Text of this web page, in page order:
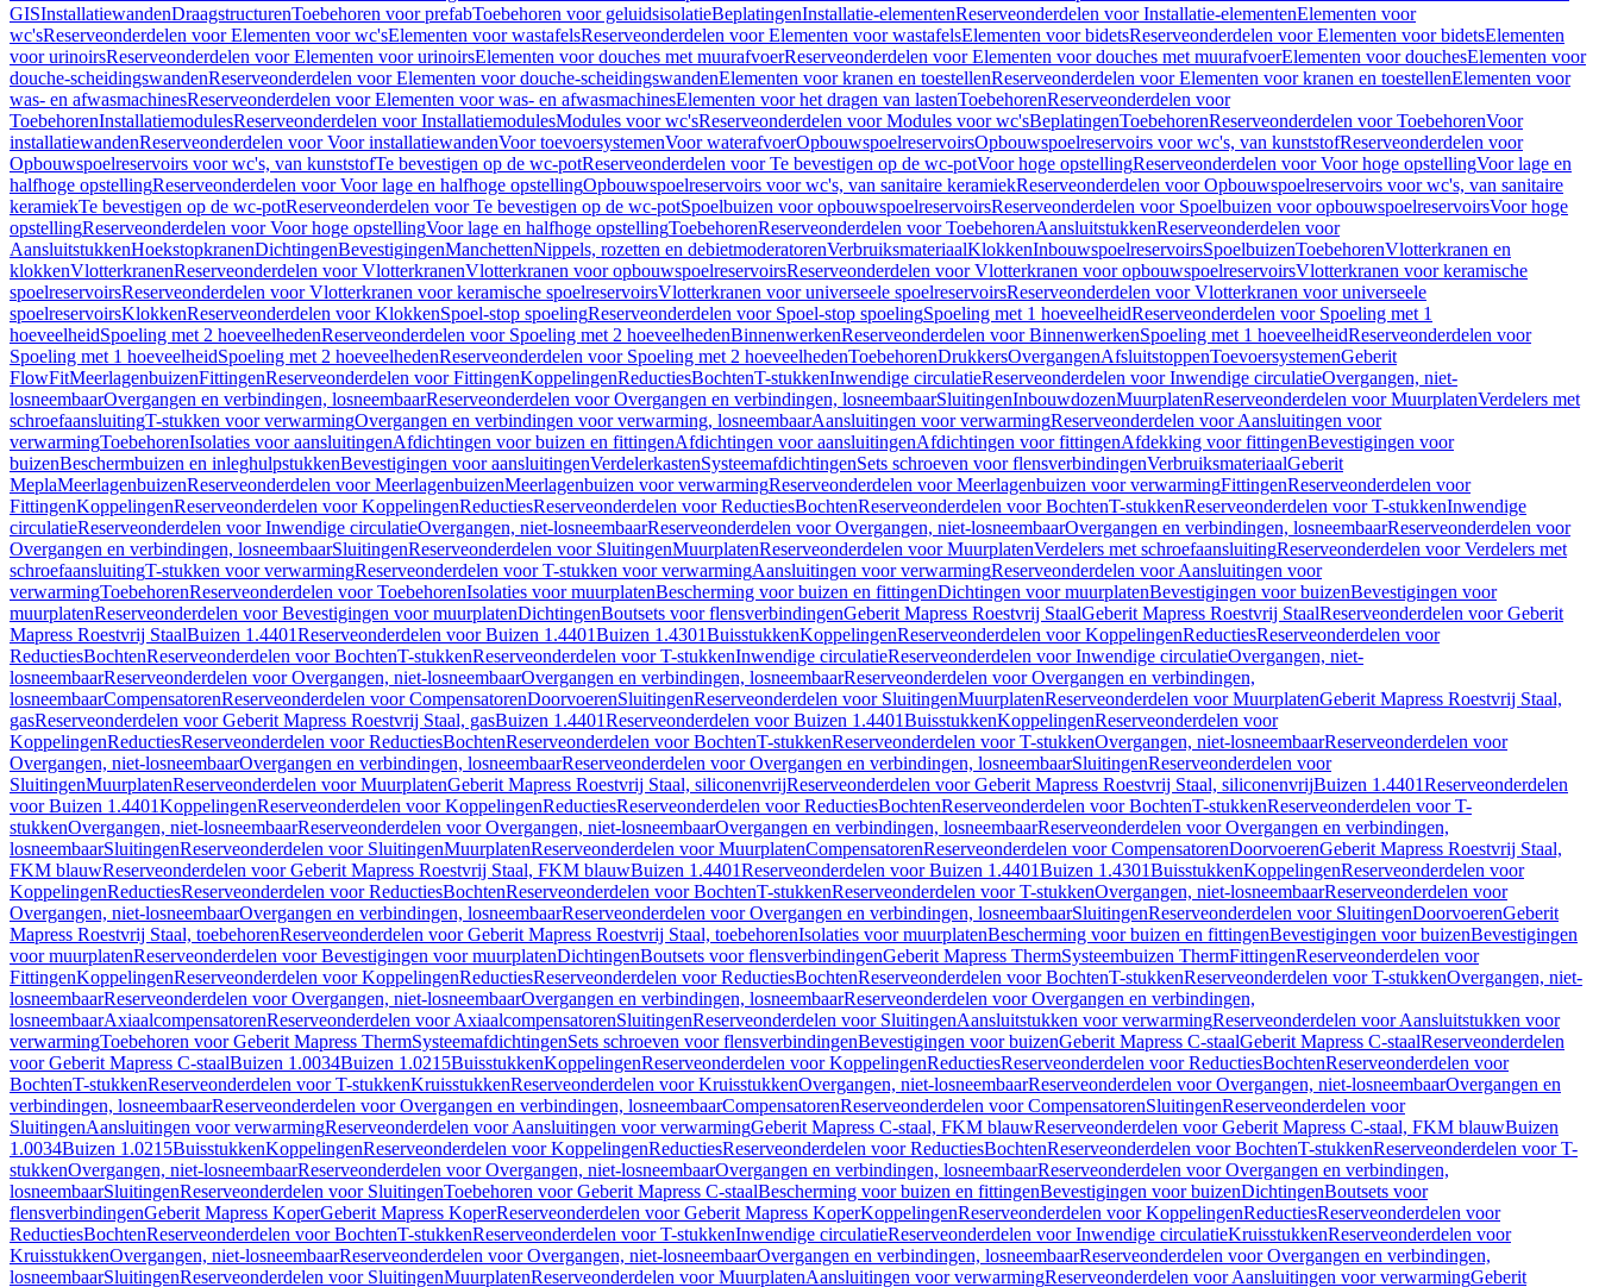
GISInstallatiewandenDraagstructurenToebehoren voor prefabToebehoren voor geluidsisolatieBeplatingenInstallatie-elementenReserveonderdelen voor Installatie-elementenElementen voor
wc'sReserveonderdelen voor Elementen voor wc'sElementen voor wastafelsReserveonderdelen voor Elementen voor wastafelsElementen voor bidetsReserveonderdelen voor Elementen voor bidetsElementen
voor urinoirsReserveonderdelen voor Elementen voor urinoirsElementen voor douches met muurafvoerReserveonderdelen voor Elementen voor douches met muurafvoerElementen voor douchesElementen voor
douche-scheidingswandenReserveonderdelen voor Elementen voor douche-scheidingswandenElementen voor kranen en toestellenReserveonderdelen voor Elementen voor kranen en toestellenElementen voor
was- en afwasmachinesReserveonderdelen voor Elementen voor was- en afwasmachinesElementen voor het dragen van lastenToebehorenReserveonderdelen voor
ToebehorenInstallatiemodulesReserveonderdelen voor InstallatiemodulesModules voor wc'sReserveonderdelen voor Modules voor wc'sBeplatingenToebehorenReserveonderdelen voor ToebehorenVoor
installatiewandenReserveonderdelen voor Voor installatiewandenVoor toevoersystemenVoor waterafvoerOpbouwspoelreservoirsOpbouwspoelreservoirs voor wc's, van kunststofReserveonderdelen voor
Opbouwspoelreservoirs voor wc's, van kunststofTe bevestigen op de wc-potReserveonderdelen voor Te bevestigen op de wc-potVoor hoge opstellingReserveonderdelen voor Voor hoge opstellingVoor lage en
halfhoge opstellingReserveonderdelen voor Voor lage en halfhoge opstellingOpbouwspoelreservoirs voor wc's, van sanitaire keramiekReserveonderdelen voor Opbouwspoelreservoirs voor wc's, van sanitaire
keramiekTe bevestigen op de wc-potReserveonderdelen voor Te bevestigen op de wc-potSpoelbuizen voor opbouwspoelreservoirsReserveonderdelen voor Spoelbuizen voor opbouwspoelreservoirsVoor hoge
opstellingReserveonderdelen voor Voor hoge opstellingVoor lage en halfhoge opstellingToebehorenReserveonderdelen voor ToebehorenAansluitstukkenReserveonderdelen voor
AansluitstukkenHoekstopkranenDichtingenBevestigingenManchettenNippels, rozetten en debietmoderatorenVerbruiksmateriaalKlokkenInbouwspoelreservoirsSpoelbuizenToebehorenVlotterkranen en
klokkenVlotterkranenReserveonderdelen voor VlotterkranenVlotterkranen voor opbouwspoelreservoirsReserveonderdelen voor Vlotterkranen voor opbouwspoelreservoirsVlotterkranen voor keramische
spoelreservoirsReserveonderdelen voor Vlotterkranen voor keramische spoelreservoirsVlotterkranen voor universeele spoelreservoirsReserveonderdelen voor Vlotterkranen voor universeele
spoelreservoirsKlokkenReserveonderdelen voor KlokkenSpoel-stop spoelingReserveonderdelen voor Spoel-stop spoelingSpoeling met 1 hoeveelheidReserveonderdelen voor Spoeling met 1
hoeveelheidSpoeling met 2 hoeveelhedenReserveonderdelen voor Spoeling met 2 hoeveelhedenBinnenwerkenReserveonderdelen voor BinnenwerkenSpoeling met 1 hoeveelheidReserveonderdelen voor
Spoeling met 1 hoeveelheidSpoeling met 2 hoeveelhedenReserveonderdelen voor Spoeling met 2 hoeveelhedenToebehorenDrukkersOvergangenAfsluitstoppenToevoersystemenGeberit
FlowFitMeerlagenbuizenFittingenReserveonderdelen voor FittingenKoppelingenReductiesBochtenT-stukkenInwendige circulatieReserveonderdelen voor Inwendige circulatieOvergangen, niet-
losneembaarOvergangen en verbindingen, losneembaarReserveonderdelen voor Overgangen en verbindingen, losneembaarSluitingenInbouwdozenMuurplatenReserveonderdelen voor MuurplatenVerdelers met
schroefaansluitingT-stukken voor verwarmingOvergangen en verbindingen voor verwarming, losneembaarAansluitingen voor verwarmingReserveonderdelen voor Aansluitingen voor
verwarmingToebehorenIsolaties voor aansluitingenAfdichtingen voor buizen en fittingenAfdichtingen voor aansluitingenAfdichtingen voor fittingenAfdekking voor fittingenBevestigingen voor
buizenBeschermbuizen en inleghulpstukkenBevestigingen voor aansluitingenVerdelerkastenSysteemafdichtingenSets schroeven voor flensverbindingenVerbruiksmateriaalGeberit
MeplaMeerlagenbuizenReserveonderdelen voor MeerlagenbuizenMeerlagenbuizen voor verwarmingReserveonderdelen voor Meerlagenbuizen voor verwarmingFittingenReserveonderdelen voor
FittingenKoppelingenReserveonderdelen voor KoppelingenReductiesReserveonderdelen voor ReductiesBochtenReserveonderdelen voor BochtenT-stukkenReserveonderdelen voor T-stukkenInwendige
circulatieReserveonderdelen voor Inwendige circulatieOvergangen, niet-losneembaarReserveonderdelen voor Overgangen, niet-losneembaarOvergangen en verbindingen, losneembaarReserveonderdelen voor
Overgangen en verbindingen, losneembaarSluitingenReserveonderdelen voor SluitingenMuurplatenReserveonderdelen voor MuurplatenVerdelers met schroefaansluitingReserveonderdelen voor Verdelers met
schroefaansluitingT-stukken voor verwarmingReserveonderdelen voor T-stukken voor verwarmingAansluitingen voor verwarmingReserveonderdelen voor Aansluitingen voor
verwarmingToebehorenReserveonderdelen voor ToebehorenIsolaties voor muurplatenBescherming voor buizen en fittingenDichtingen voor muurplatenBevestigingen voor buizenBevestigingen voor
muurplatenReserveonderdelen voor Bevestigingen voor muurplatenDichtingenBoutsets voor flensverbindingenGeberit Mapress Roestvrij StaalGeberit Mapress Roestvrij StaalReserveonderdelen voor Geberit
Mapress Roestvrij StaalBuizen 1.4401Reserveonderdelen voor Buizen 1.4401Buizen 1.4301BuisstukkenKoppelingenReserveonderdelen voor KoppelingenReductiesReserveonderdelen voor
ReductiesBochtenReserveonderdelen voor BochtenT-stukkenReserveonderdelen voor T-stukkenInwendige circulatieReserveonderdelen voor Inwendige circulatieOvergangen, niet-
losneembaarReserveonderdelen voor Overgangen, niet-losneembaarOvergangen en verbindingen, losneembaarReserveonderdelen voor Overgangen en verbindingen,
losneembaarCompensatorenReserveonderdelen voor CompensatorenDoorvoerenSluitingenReserveonderdelen voor SluitingenMuurplatenReserveonderdelen voor MuurplatenGeberit Mapress Roestvrij Staal,
gasReserveonderdelen voor Geberit Mapress Roestvrij Staal, gasBuizen 1.4401Reserveonderdelen voor Buizen 1.4401BuisstukkenKoppelingenReserveonderdelen voor
KoppelingenReductiesReserveonderdelen voor ReductiesBochtenReserveonderdelen voor BochtenT-stukkenReserveonderdelen voor T-stukkenOvergangen, niet-losneembaarReserveonderdelen voor
Overgangen, niet-losneembaarOvergangen en verbindingen, losneembaarReserveonderdelen voor Overgangen en verbindingen, losneembaarSluitingenReserveonderdelen voor
SluitingenMuurplatenReserveonderdelen voor MuurplatenGeberit Mapress Roestvrij Staal, siliconenvrijReserveonderdelen voor Geberit Mapress Roestvrij Staal, siliconenvrijBuizen 1.4401Reserveonderdelen
voor Buizen 1.4401KoppelingenReserveonderdelen voor KoppelingenReductiesReserveonderdelen voor ReductiesBochtenReserveonderdelen voor BochtenT-stukkenReserveonderdelen voor T-
stukkenOvergangen, niet-losneembaarReserveonderdelen voor Overgangen, niet-losneembaarOvergangen en verbindingen, losneembaarReserveonderdelen voor Overgangen en verbindingen,
losneembaarSluitingenReserveonderdelen voor SluitingenMuurplatenReserveonderdelen voor MuurplatenCompensatorenReserveonderdelen voor CompensatorenDoorvoerenGeberit Mapress Roestvrij Staal,
FKM blauwReserveonderdelen voor Geberit Mapress Roestvrij Staal, FKM blauwBuizen 1.4401Reserveonderdelen voor Buizen 1.4401Buizen 1.4301BuisstukkenKoppelingenReserveonderdelen voor
KoppelingenReductiesReserveonderdelen voor ReductiesBochtenReserveonderdelen voor BochtenT-stukkenReserveonderdelen voor T-stukkenOvergangen, niet-losneembaarReserveonderdelen voor
Overgangen, niet-losneembaarOvergangen en verbindingen, losneembaarReserveonderdelen voor Overgangen en verbindingen, losneembaarSluitingenReserveonderdelen voor SluitingenDoorvoerenGeberit
Mapress Roestvrij Staal, toebehorenReserveonderdelen voor Geberit Mapress Roestvrij Staal, toebehorenIsolaties voor muurplatenBescherming voor buizen en fittingenBevestigingen voor buizenBevestigingen
voor muurplatenReserveonderdelen voor Bevestigingen voor muurplatenDichtingenBoutsets voor flensverbindingenGeberit Mapress ThermSysteembuizen ThermFittingenReserveonderdelen voor
FittingenKoppelingenReserveonderdelen voor KoppelingenReductiesReserveonderdelen voor ReductiesBochtenReserveonderdelen voor BochtenT-stukkenReserveonderdelen voor T-stukkenOvergangen, niet-
losneembaarReserveonderdelen voor Overgangen, niet-losneembaarOvergangen en verbindingen, losneembaarReserveonderdelen voor Overgangen en verbindingen,
losneembaarAxiaalcompensatorenReserveonderdelen voor AxiaalcompensatorenSluitingenReserveonderdelen voor SluitingenAansluitstukken voor verwarmingReserveonderdelen voor Aansluitstukken voor
verwarmingToebehoren voor Geberit Mapress ThermSysteemafdichtingenSets schroeven voor flensverbindingenBevestigingen voor buizenGeberit Mapress C-staalGeberit Mapress C-staalReserveonderdelen
voor Geberit Mapress C-staalBuizen 1.0034Buizen 1.0215BuisstukkenKoppelingenReserveonderdelen voor KoppelingenReductiesReserveonderdelen voor ReductiesBochtenReserveonderdelen voor
BochtenT-stukkenReserveonderdelen voor T-stukkenKruisstukkenReserveonderdelen voor KruisstukkenOvergangen, niet-losneembaarReserveonderdelen voor Overgangen, niet-losneembaarOvergangen en
verbindingen, losneembaarReserveonderdelen voor Overgangen en verbindingen, losneembaarCompensatorenReserveonderdelen voor CompensatorenSluitingenReserveonderdelen voor
SluitingenAansluitingen voor verwarmingReserveonderdelen voor Aansluitingen voor verwarmingGeberit Mapress C-staal, FKM blauwReserveonderdelen voor Geberit Mapress C-staal, FKM blauwBuizen
1.0034Buizen 1.0215BuisstukkenKoppelingenReserveonderdelen voor KoppelingenReductiesReserveonderdelen voor ReductiesBochtenReserveonderdelen voor BochtenT-stukkenReserveonderdelen voor T-
stukkenOvergangen, niet-losneembaarReserveonderdelen voor Overgangen, niet-losneembaarOvergangen en verbindingen, losneembaarReserveonderdelen voor Overgangen en verbindingen,
losneembaarSluitingenReserveonderdelen voor SluitingenToebehoren voor Geberit Mapress C-staalBescherming voor buizen en fittingenBevestigingen voor buizenDichtingenBoutsets voor
flensverbindingenGeberit Mapress KoperGeberit Mapress KoperReserveonderdelen voor Geberit Mapress KoperKoppelingenReserveonderdelen voor KoppelingenReductiesReserveonderdelen voor
ReductiesBochtenReserveonderdelen voor BochtenT-stukkenReserveonderdelen voor T-stukkenInwendige circulatieReserveonderdelen voor Inwendige circulatieKruisstukkenReserveonderdelen voor
KruisstukkenOvergangen, niet-losneembaarReserveonderdelen voor Overgangen, niet-losneembaarOvergangen en verbindingen, losneembaarReserveonderdelen voor Overgangen en verbindingen,
losneembaarSluitingenReserveonderdelen voor SluitingenMuurplatenReserveonderdelen voor MuurplatenAansluitingen voor verwarmingReserveonderdelen voor Aansluitingen voor verwarmingGeberit